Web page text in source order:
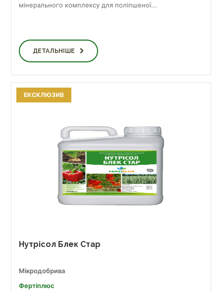
мінерального комплексу для поліпшеної...
ДЕТАЛЬНІШЕ
Нутрісол Блек Стар
Мікродобрива
Фертіплюс
ЕКСКЛЮЗИВ